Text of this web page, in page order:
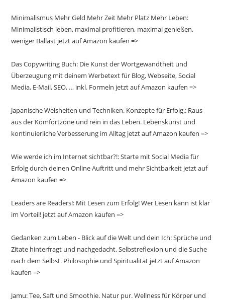
Minimalismus Mehr Geld Mehr Zeit Mehr Platz Mehr Leben:
Minimalistisch leben, maximal profitieren, maximal genießen,
weniger Ballast jetzt auf Amazon kaufen =>
Das Copywriting Buch: Die Kunst der Wortgewandtheit und
Überzeugung mit deinem Werbetext für Blog, Webseite, Social
Media, E-Mail, SEO, … inkl. Formeln jetzt auf Amazon kaufen =>
Japanische Weisheiten und Techniken. Konzepte für Erfolg.: Raus
aus der Komfortzone und rein in das Leben. Lebenskunst und
kontinuierliche Verbesserung im Alltag jetzt auf Amazon kaufen =>
Wie werde ich im Internet sichtbar?!: Starte mit Social Media für
Erfolg durch deinen Online Auftritt und mehr Sichtbarkeit jetzt auf
Amazon kaufen =>
Leaders are Readers!: Mit Lesen zum Erfolg! Wer Lesen kann ist klar
im Vorteil! jetzt auf Amazon kaufen =>
Gedanken zum Leben - Blick auf die Welt und dein Ich: Sprüche und
Zitate hinterfragt und nachgedacht. Selbstreflexion und die Suche
nach dem Selbst. Philosophie und Spiritualität jetzt auf Amazon
kaufen =>
Jamu: Tee, Saft und Smoothie. Natur pur. Wellness für Körper und